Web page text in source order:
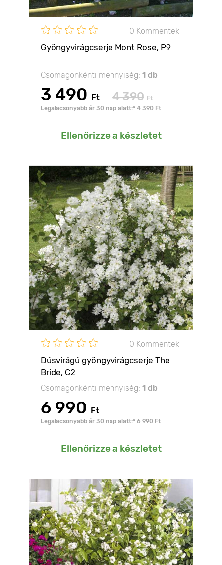
0 Kommentek
Gyöngyvirágcserje Mont Rose, P9
Csomagonkénti mennyiség: 1 db
3 490 Ft 4 390 Ft
Legalacsonyabb ár 30 nap alatt:* 4 390 Ft
Ellenőrizze a készletet
0 Kommentek
Dúsvirágú gyöngyvirágcserje The
Bride, C2
Csomagonkénti mennyiség: 1 db
6 990 Ft
Legalacsonyabb ár 30 nap alatt:* 6 990 Ft
Ellenőrizze a készletet